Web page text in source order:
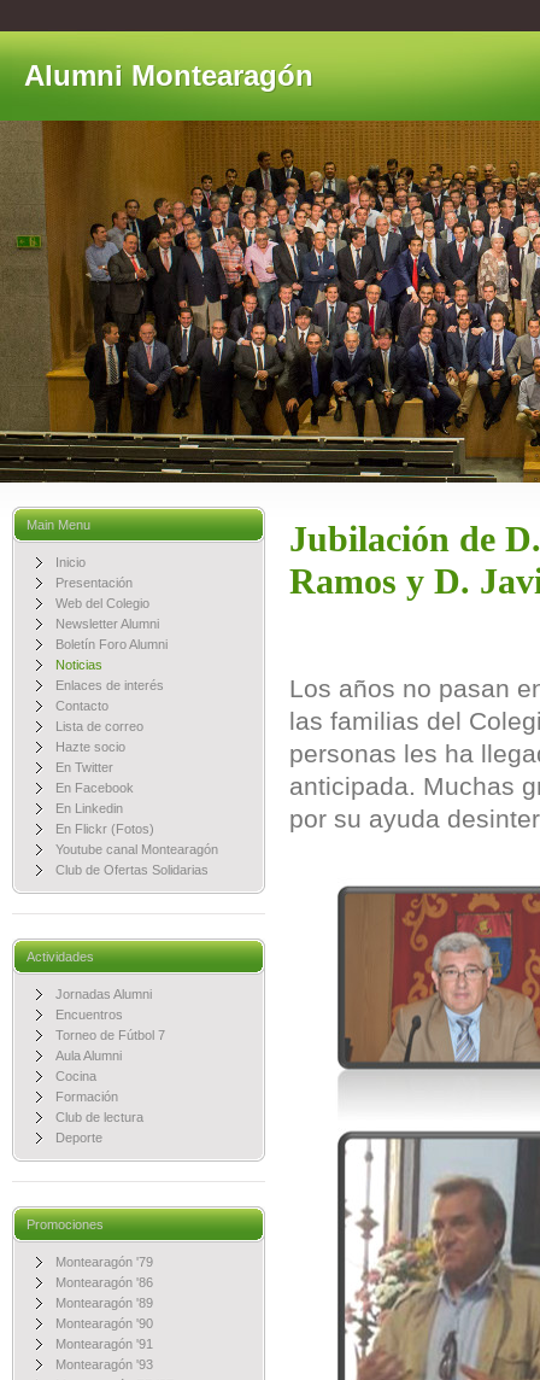
Alumni Montearagón
Main Menu
Inicio
Presentación
Web del Colegio
Newsletter Alumni
Boletín Foro Alumni
Noticias
Enlaces de interés
Contacto
Lista de correo
Hazte socio
En Twitter
En Facebook
En Linkedin
En Flickr (Fotos)
Youtube canal Montearagón
Club de Ofertas Solidarias
Actividades
Jornadas Alumni
Encuentros
Torneo de Fútbol 7
Aula Alumni
Cocina
Formación
Club de lectura
Deporte
Promociones
Montearagón '79
Montearagón '86
Montearagón '89
Montearagón '90
Montearagón '91
Montearagón '93
Jubilación de
Ramos y D.
Los años no pasan
las familias del
personas les ha
anticipada. Muchas
por su ayuda